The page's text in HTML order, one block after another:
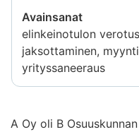
Avainsanat
elinkeinotulon
jaksottaminen,
yrityssaneeraus
A Oy oli B